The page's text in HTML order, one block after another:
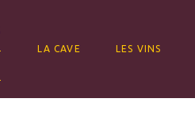
LA CAVE LES VINS